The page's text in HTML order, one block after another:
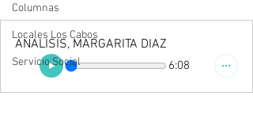
Columnas
Locales Los Cabos
Servicio Social
ANALISIS, MARGARITA DIAZ
6:08